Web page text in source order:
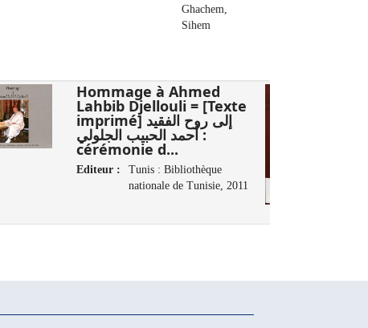
Ghachem,
Sihem
Hommage à Ahmed
Lahbib Djellouli = [Texte
imprimé] إلى روح الفقيد
أحمد الحبيب الجلولي :
cérémonie d...
Editeur :
Tunis : Bibliothèque
nationale de Tunisie, 2011